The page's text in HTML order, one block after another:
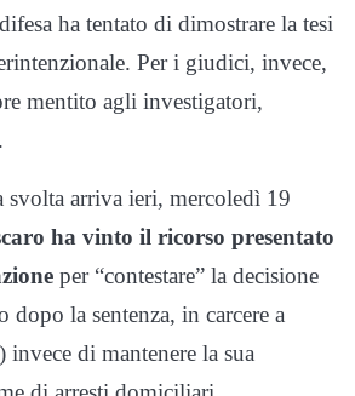
ha tentato di dimostrare la tesi
Per i giudici, invece,
mentito agli investigatori,
svolta arriva ieri, mercoledì 19
ha vinto il ricorso presentato
per “contestare” la decisione
dopo la sentenza, in carcere a
di mantenere la sua